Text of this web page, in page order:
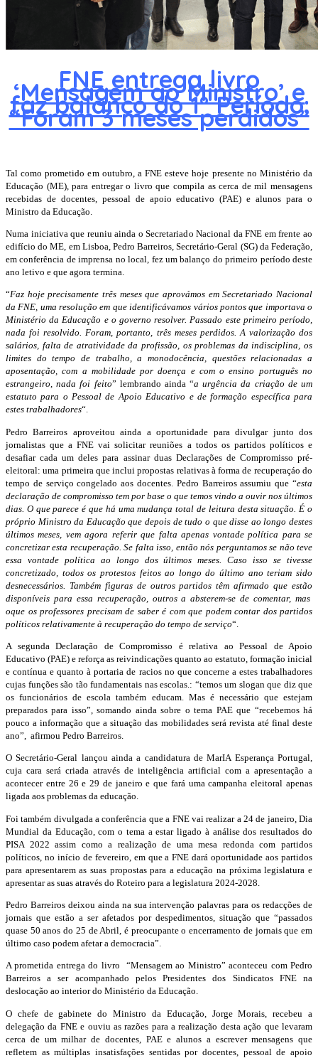
FNE entrega livro
‘Mensagem ao Ministro’ e
faz balanço do 1º Período:
“Foram 3 meses perdidos”
Tal como prometido em outubro, a FNE esteve hoje presente no Ministério da
Educação (ME), para entregar o livro que compila as cerca de mil mensagens
recebidas de docentes, pessoal de apoio educativo (PAE) e alunos para o
Ministro da Educação.
Numa iniciativa que reuniu ainda o Secretariado Nacional da FNE em frente ao
edifício do ME, em Lisboa, Pedro Barreiros, Secretário-Geral (SG) da Federação,
em conferência de imprensa no local, fez um balanço do primeiro período deste
ano letivo e que agora termina.
“Faz hoje precisamente três meses que aprovámos em Secretariado Nacional
da FNE, uma resolução em que identificávamos vários pontos que importava o
Ministério da Educação e o governo resolver. Passado este primeiro período,
nada foi resolvido. Foram, portanto, três meses perdidos. A valorização dos
salários, falta de atratividade da profissão, os problemas da indisciplina, os
limites do tempo de trabalho, a monodocência, questões relacionadas a
aposentação, com a mobilidade por doença e com o ensino português no
estrangeiro, nada foi feito” lembrando ainda “a urgência da criação de um
estatuto para o Pessoal de Apoio Educativo e de formação específica para
estes trabalhadores“.
Pedro Barreiros aproveitou ainda a oportunidade para divulgar junto dos
jornalistas que a FNE vai solicitar reuniões a todos os partidos políticos e
desafiar cada um deles para assinar duas Declarações de Compromisso pré-
eleitoral: uma primeira que inclui propostas relativas à forma de recuperaçáo do
tempo de serviço congelado aos docentes. Pedro Barreiros assumiu que “esta
declaração de compromisso tem por base o que temos vindo a ouvir nos últimos
dias. O que parece é que há uma mudança total de leitura desta situação. É o
próprio Ministro da Educação que depois de tudo o que disse ao longo destes
últimos meses, vem agora referir que falta apenas vontade política para se
concretizar esta recuperação. Se falta isso, então nós perguntamos se não teve
essa vontade política ao longo dos últimos meses. Caso isso se tivesse
concretizado, todos os protestos feitos ao longo do último ano teriam sido
desnecessários. Também figuras de outros partidos têm afirmado que estão
disponíveis para essa recuperação, outros a absterem-se de comentar, mas
oque os professores precisam de saber é com que podem contar dos partidos
políticos relativamente à recuperação do tempo de serviço“.
A segunda Declaração de Compromisso é relativa ao Pessoal de Apoio
Educativo (PAE) e reforça as reivindicações quanto ao estatuto, formação inicial
e contínua e quanto à portaria de racios no que concerne a estes trabalhadores
cujas funções são tão fundamentais nas escolas.: “temos um slogan que diz que
os funcionários de escola também educam. Mas é necessário que estejam
preparados para isso”, somando ainda sobre o tema PAE que “recebemos há
pouco a informação que a situação das mobilidades será revista até final deste
ano”, afirmou Pedro Barreiros.
O Secretário-Geral lançou ainda a candidatura de MarIA Esperança Portugal,
cuja cara será criada através de inteligência artificial com a apresentação a
acontecer entre 26 e 29 de janeiro e que fará uma campanha eleitoral apenas
ligada aos problemas da educação.
Foi também divulgada a conferência que a FNE vai realizar a 24 de janeiro, Dia
Mundial da Educação, com o tema a estar ligado à análise dos resultados do
PISA 2022 assim como a realização de uma mesa redonda com partidos
políticos, no início de fevereiro, em que a FNE dará oportunidade aos partidos
para apresentarem as suas propostas para a educação na próxima legislatura e
apresentar as suas através do Roteiro para a legislatura 2024-2028.
Pedro Barreiros deixou ainda na sua intervenção palavras para os redacções de
jornais que estão a ser afetados por despedimentos, situação que “passados
quase 50 anos do 25 de Abril, é preocupante o encerramento de jornais que em
último caso podem afetar a democracia”.
A prometida entrega do livro “Mensagem ao Ministro” aconteceu com Pedro
Barreiros a ser acompanhado pelos Presidentes dos Sindicatos FNE na
deslocação ao interior do Ministério da Educação.
O chefe de gabinete do Ministro da Educação, Jorge Morais, recebeu a
delegação da FNE e ouviu as razões para a realização desta ação que levaram
cerca de um milhar de docentes, PAE e alunos a escrever mensagens que
refletem as múltiplas insatisfações sentidas por docentes, pessoal de apoio